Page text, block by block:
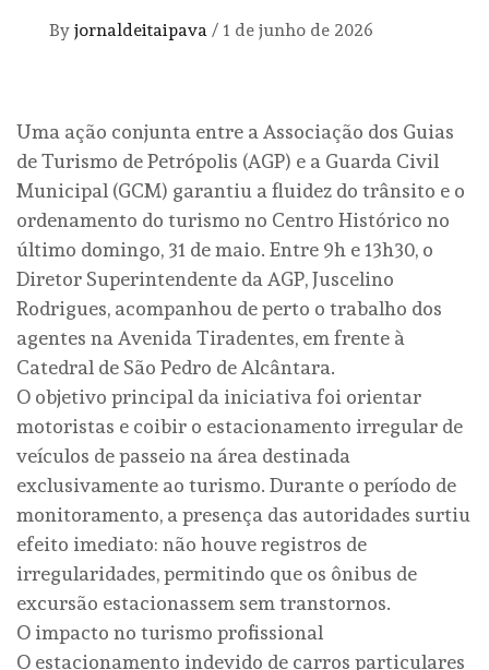
By jornaldeitaipava / 1 de junho de 2026
​Uma ação conjunta entre a Associação dos Guias
de Turismo de Petrópolis (AGP) e a Guarda Civil
Municipal (GCM) garantiu a fluidez do trânsito e o
ordenamento do turismo no Centro Histórico no
último domingo, 31 de maio. Entre 9h e 13h30, o
Diretor Superintendente da AGP, Juscelino
Rodrigues, acompanhou de perto o trabalho dos
agentes na Avenida Tiradentes, em frente à
Catedral de São Pedro de Alcântara.
​O objetivo principal da iniciativa foi orientar
motoristas e coibir o estacionamento irregular de
veículos de passeio na área destinada
exclusivamente ao turismo. Durante o período de
monitoramento, a presença das autoridades surtiu
efeito imediato: não houve registros de
irregularidades, permitindo que os ônibus de
excursão estacionassem sem transtornos.
​O impacto no turismo profissional
​O estacionamento indevido de carros particulares